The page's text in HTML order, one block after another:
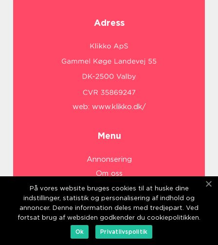
Adress
web: www.klikko.dk/
Menu
Annonsering
Om oss
Cookies
Kontakta oss
Sitemap
På vores website bruges cookies til at huske dine
indstillinger, statistik og personalisering af indhold og
annoncer. Denne information deles med tredjepart. Ved
fortsat brug af websiden godkender du cookiepolitikken.
Ok
Privatlivspolitik